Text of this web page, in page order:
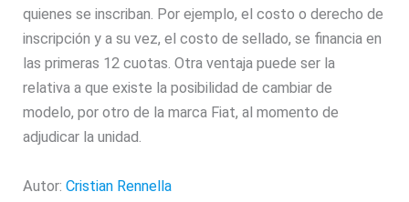
quienes se inscriban. Por ejemplo, el costo o derecho de
inscripción y a su vez, el costo de sellado, se financia en
las primeras 12 cuotas. Otra ventaja puede ser la
relativa a que existe la posibilidad de cambiar de
modelo, por otro de la marca Fiat, al momento de
adjudicar la unidad.
Autor:Cristian Rennella